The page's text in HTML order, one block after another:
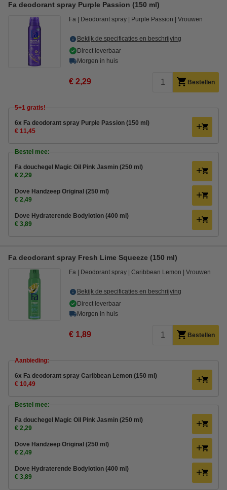
Fa deodorant spray Purple Passion (150 ml)
Fa Deodorant spray Purple Passion Vrouwen
Bekijk de specificaties en beschrijving
Direct leverbaar
Morgen in huis
€ 2,29 Bestellen
5+1 gratis!
6x Fa deodorant spray Purple Passion (150 ml)
€ 11,45
Bestel mee:
Fa douchegel Magic Oil Pink Jasmin (250 ml)
€ 2,29
Dove Handzeep Original (250 ml)
€ 2,49
Dove Hydraterende Bodylotion (400 ml)
€ 3,89
Fa deodorant spray Fresh Lime Squeeze (150 ml)
Fa Deodorant spray Caribbean Lemon Vrouwen
Bekijk de specificaties en beschrijving
Direct leverbaar
Morgen in huis
€ 1,89 Bestellen
Aanbieding:
6x Fa deodorant spray Caribbean Lemon (150 ml)
€ 10,49
Bestel mee:
Fa douchegel Magic Oil Pink Jasmin (250 ml)
€ 2,29
Dove Handzeep Original (250 ml)
€ 2,49
Dove Hydraterende Bodylotion (400 ml)
€ 3,89